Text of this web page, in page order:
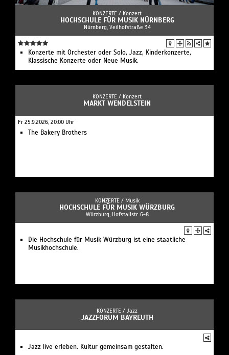
KONZERTE / Konzert
HOCHSCHULE FÜR MUSIK NÜRNBERG
Nürnberg, Veilhofstraße 34
Konzerte mit Orchester oder Solo, Jazz, Kinderkonzerte,
Klassische Konzerte oder Neue Musik.
KONZERTE / Konzert
MARKT WENDELSTEIN
Fr 25.9.2026, 20:00 Uhr
The Bakery Brothers
KONZERTE / Musik
HOCHSCHULE FÜR MUSIK WÜRZBURG
Würzburg, Hofstallstr. 6-8
Die Hochschule für Musik Würzburg ist eine staatliche
Musikhochschule.
KONZERTE / Jazz
JAZZFORUM BAYREUTH
Jazz live erleben. Kultur gemeinsam gestalten.